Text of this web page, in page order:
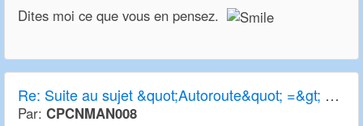
Dites moi ce que vous en pensez.
Re: Suite au sujet &quot;Autoroute&quot; =&gt; Premiers sprites page 3!
Par: CPCNMAN008